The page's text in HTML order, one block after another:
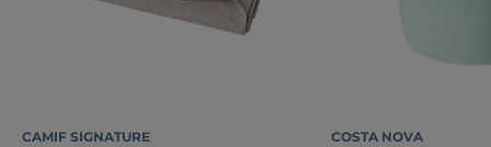
CAMIF SIGNATURE COSTA NOVA